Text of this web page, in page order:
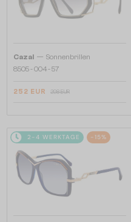
Cazal — Sonnenbrillen
8505 - 004 - 57
252 EUR 298 EUR
2-4 WERKTAGE -15%